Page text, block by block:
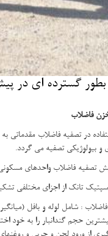
گسترده ای در
فاضلاب
در تصفیه فاضلاب
و بیولوژیکی تصفیه می گردد.
تصفیه فاضلاب واحدهای
تانک از اجزای مختلفی
: شامل لوله و بافل
به خود اختصاص داده و معمولا 70-60 درصد حجم کل